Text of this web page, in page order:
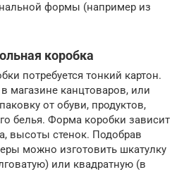
формы (например из
коробка
потребуется тонкий картон.
магазине канцтоваров, или
от обуви, продуктов,
белья. Форма коробки зависит
высоты стенок. Подобрав
можно изготовить шкатулку
или квадратную (в